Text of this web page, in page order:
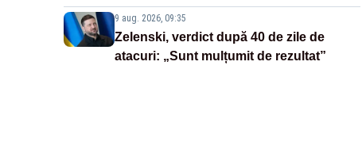
9 aug. 2026, 09:35
Zelenski, verdict după 40 de zile de
atacuri: „Sunt mulțumit de rezultat”